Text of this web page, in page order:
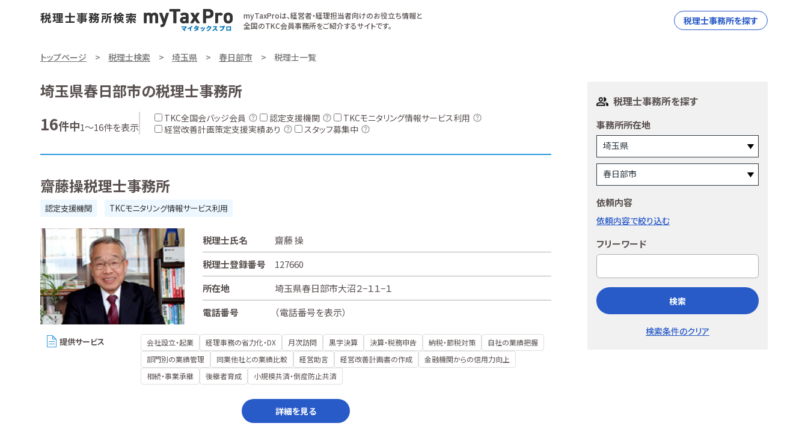
myTaxProは、経営者・経理担当者向けのお役立ち情報と
全国のTKC会員事務所をご紹介するサイトです。
税理士事務所を探す
トップページ 税理士検索 埼玉県 春日部市 税理士一覧
埼玉県春日部市の税理士事務所
16件中1～16件を表示
TKC全国会バッジ会員 認定支援機関
TKCモニタリング情報サービス利用
経営改善計画策定支援実績あり
スタッフ募集中
齋藤操税理士事務所
認定支援機関 TKCモニタリング情報サービス利用
税理士氏名
齋藤 操
税理士登録番号
127660
所在地
埼玉県春日部市大沼２−１１−１
電話番号
（電話番号を表示）
提供サービス 会社設立・起業 経理事務の省力化・DX 月次訪問 黒字決算 決算・税務申告 納税・節税対策
自社の業績把握
部門別の業績管理
同業他社との業績比較 経営助言 経営改善計画書の作成
金融機関からの信用力向上
相続・事業承継
後継者育成 小規模共済・倒産防止共済
詳細を見る
税理士事務所を探す
事務所所在地
依頼内容
依頼内容で絞り込む
フリーワード
検索
検索条件のクリア